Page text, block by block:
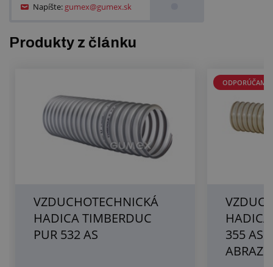
Napíšte: gumex@gumex.sk
Produkty z článku
VZDUCHOTECHNICKÁ
HADICA TIMBERDUC
PUR 532 AS
ODPORÚČAME
355 AS